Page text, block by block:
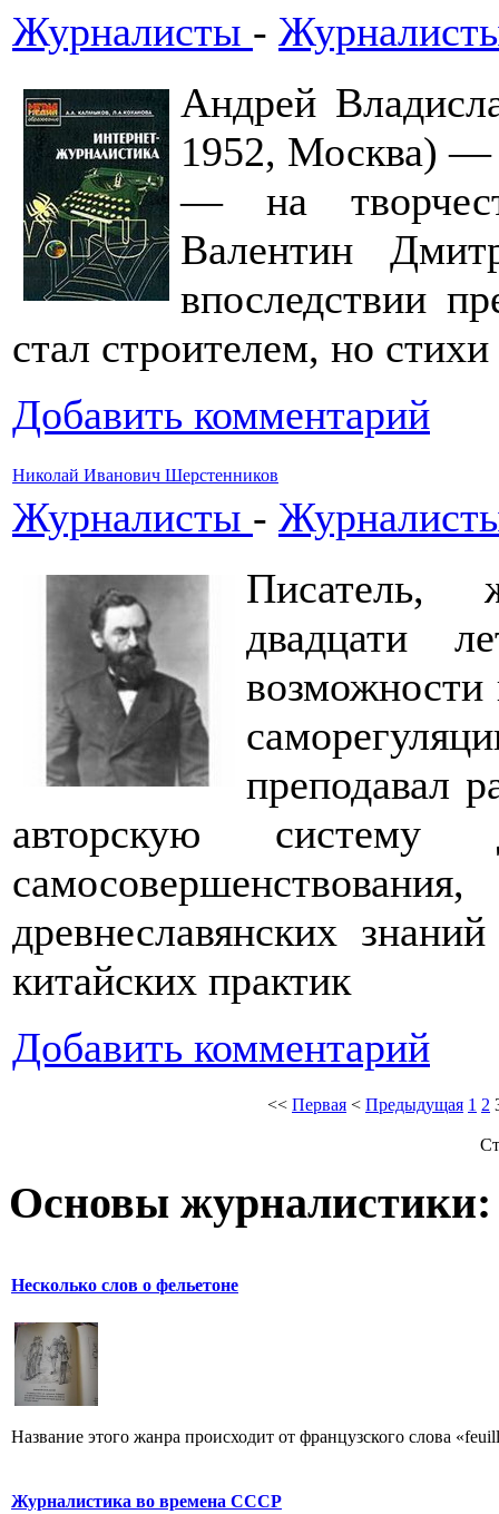
Журналисты -
Андрей
1952, Москва) —
— на
Валентин
впоследствии
стал строителем, но
Добавить комментарий
Николай Иванович Шерстенников
Журналисты -
Писатель,
двадцати
возможности
преподавал
авторскую систему
древнеславянских
китайских практик
Добавить комментарий
<< Первая < Предыдущая 1 2
Основы журналистики:
Несколько слов о фельетоне
Название этого жанра происходит от французского слова
Журналистика во времена СССР